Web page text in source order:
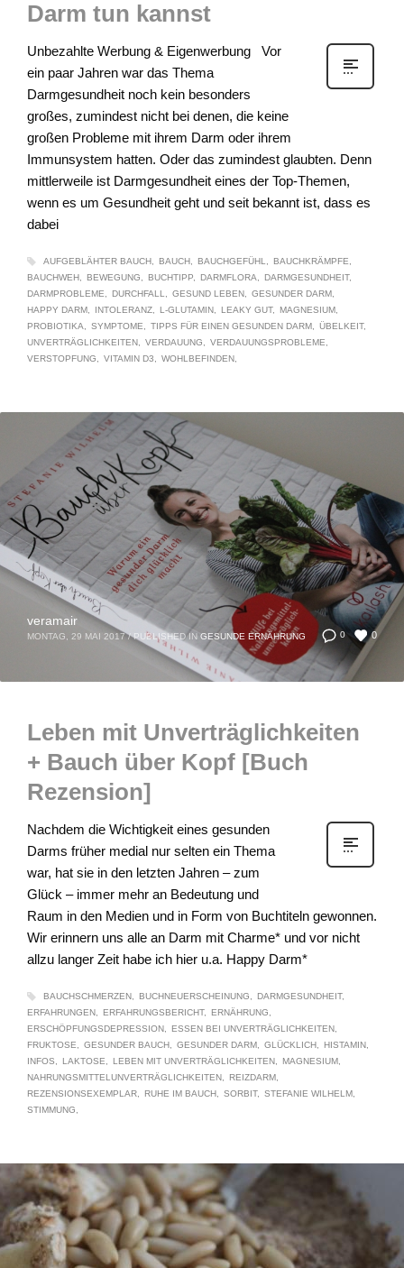
Darm tun kannst
Unbezahlte Werbung & Eigenwerbung Vor
ein paar Jahren war das Thema
Darmgesundheit noch kein besonders
großes, zumindest nicht bei denen, die keine
großen Probleme mit ihrem Darm oder ihrem
Immunsystem hatten. Oder das zumindest glaubten. Denn
mittlerweile ist Darmgesundheit eines der Top-Themen,
wenn es um Gesundheit geht und seit bekannt ist, dass es
dabei
AUFGEBLÄHTER BAUCH BAUCH BAUCHGEFÜHL
BAUCHKRÄMPFE
BAUCHWEH
BEWEGUNG BUCHTIPP DARMFLORA
DARMGESUNDHEIT
DARMPROBLEME
DURCHFALL GESUND LEBEN
GESUNDER DARM
HAPPY DARM
INTOLERANZ L-GLUTAMIN LEAKY GUT
MAGNESIUM
PROBIOTIKA
SYMPTOME TIPPS FÜR EINEN GESUNDEN DARM
ÜBELKEIT
UNVERTRÄGLICHKEITEN
VERDAUUNG
VERDAUUNGSPROBLEME
VERSTOPFUNG
VITAMIN D3 WOHLBEFINDEN
0 0
veramair
MONTAG, 29 MAI 2017 / PUBLISHED IN GESUNDE ERNÄHRUNG
Leben mit Unverträglichkeiten
+ Bauch über Kopf [Buch
Rezension]
Nachdem die Wichtigkeit eines gesunden
Darms früher medial nur selten ein Thema
war, hat sie in den letzten Jahren – zum
Glück – immer mehr an Bedeutung und
Raum in den Medien und in Form von Buchtiteln gewonnen.
Wir erinnern uns alle an Darm mit Charme* und vor nicht
allzu langer Zeit habe ich hier u.a. Happy Darm*
BAUCHSCHMERZEN BUCHNEUERSCHEINUNG
DARMGESUNDHEIT
ERFAHRUNGEN
ERFAHRUNGSBERICHT
ERNÄHRUNG
ERSCHÖPFUNGSDEPRESSION
ESSEN BEI UNVERTRÄGLICHKEITEN
FRUKTOSE
GESUNDER BAUCH GESUNDER DARM GLÜCKLICH
HISTAMIN
INFOS
LAKTOSE LEBEN MIT UNVERTRÄGLICHKEITEN
MAGNESIUM
NAHRUNGSMITTELUNVERTRÄGLICHKEITEN
REIZDARM
REZENSIONSEXEMPLAR
RUHE IM BAUCH SORBIT
STEFANIE WILHELM
STIMMUNG